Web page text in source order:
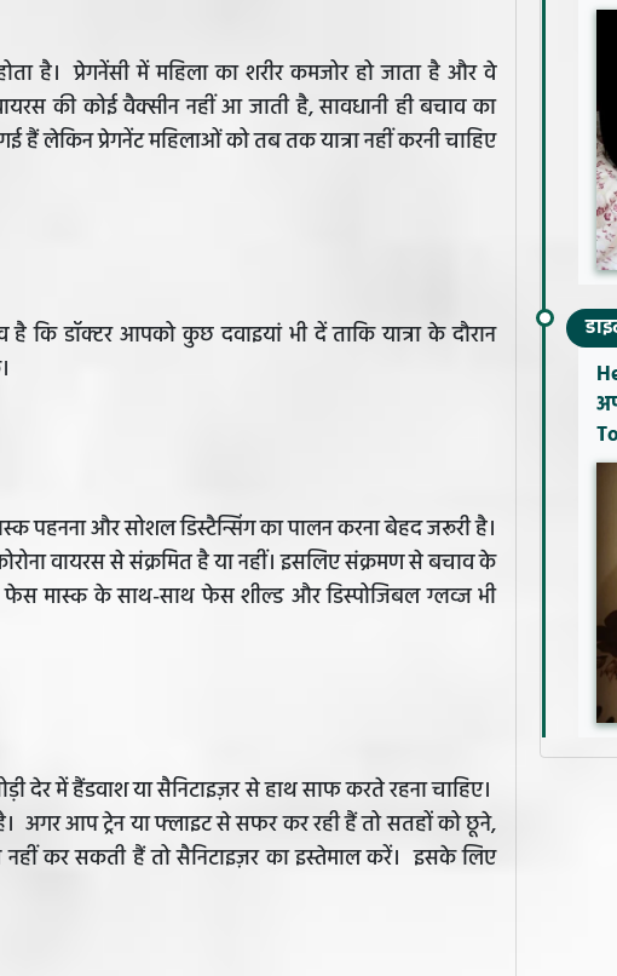
है। प्रेगनेंसी में महिला का शरीर कमजोर हो जाता है और वे
की कोई वैक्सीन नहीं आ जाती है, सावधानी ही बचाव का
हैं लेकिन प्रेगनेंट महिलाओं को तब तक यात्रा नहीं करनी चाहिए
डॉक्टर आपको कुछ दवाइयां भी दें ताकि यात्रा के दौरान
पहनना और सोशल डिस्टैन्सिंग का पालन करना बेहद जरूरी है।
वायरस से संक्रमित है या नहीं। इसलिए संक्रमण से बचाव के
मास्क के साथ-साथ फेस शील्ड और डिस्पोजिबल ग्लव्ज भी
देर में हैंडवाश या सैनिटाइज़र से हाथ साफ करते रहना चाहिए।
अगर आप ट्रेन या फ्लाइट से सफर कर रही हैं तो सतहों को छूने,
कर सकती हैं तो सैनिटाइज़र का इस्तेमाल करें। इसके लिए